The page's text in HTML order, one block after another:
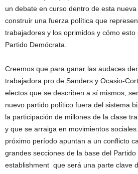
un debate en curso dentro de esta
construir una fuerza política que
trabajadores y los oprimidos y cómo
Partido Demócrata.
Creemos que para ganar las audaces
trabajadora pro de Sanders y Ocasio-
electos que se describen a sí mismos,
nuevo partido político fuera del sistema
la participación de millones de la clase
y que se arraiga en movimientos
próximo período apuntan a un conflicto
grandes secciones de la base del
establishment que será una parte clave